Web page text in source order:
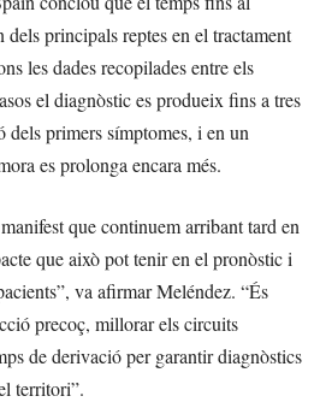
principals reptes en el tractament
les dades recopilades entre els
el diagnòstic es produeix fins a tres
dels primers símptomes, i en un
es prolonga encara més.
que continuem arribant tard en
que això pot tenir en el pronòstic i
va afirmar Meléndez. “És
precoç, millorar els circuits
de derivació per garantir diagnòstics
territori”.